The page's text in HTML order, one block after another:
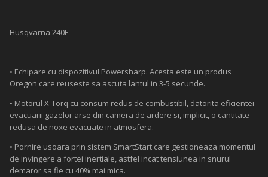
Husqvarna 240E
• Echipare cu dispozitivul Powersharp. Acesta este un produs
Oregon care reuseste sa ascuta lantul in 3-5 secunde.
• Motorul X-Torq cu consum redus de combustibil, datorita eficientei
evacuarii gazelor arse din camera de ardere si, implicit, o cantitate
redusa de noxe evacuate in atmosfera.
• Pornire usoara prin sistem SmartStart care gestioneaza momentul
de invingere a fortei inertiale, astfel incat tensiunea in snurul
demaror sa fie cu 40% mai mica.